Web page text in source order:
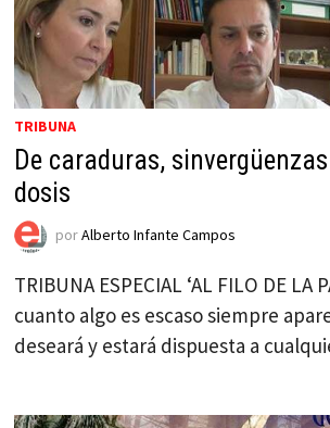
TRIBUNA
De caraduras,
dosis
porAlberto Infante Campos
TRIBUNA ESPECIAL ‘AL FILO DE LA
cuanto algo es escaso siempre
deseará y estará dispuesta a